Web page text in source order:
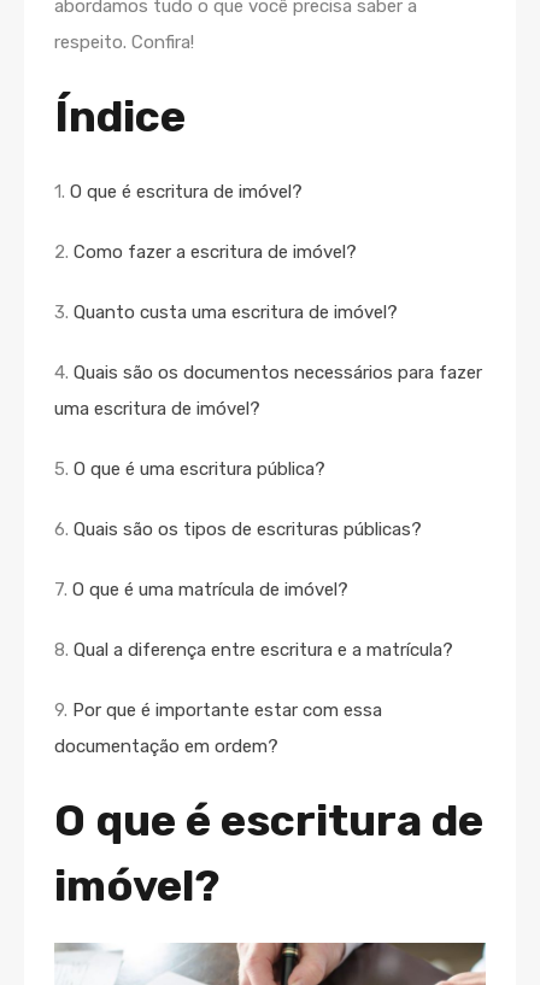
abordamos tudo o que você precisa saber a
respeito. Confira!
Índice
1. O que é escritura de imóvel?
2. Como fazer a escritura de imóvel?
3. Quanto custa uma escritura de imóvel?
4. Quais são os documentos necessários para fazer
uma escritura de imóvel?
5. O que é uma escritura pública?
6. Quais são os tipos de escrituras públicas?
7. O que é uma matrícula de imóvel?
8. Qual a diferença entre escritura e a matrícula?
9. Por que é importante estar com essa
documentação em ordem?
O que é escritura de
imóvel?